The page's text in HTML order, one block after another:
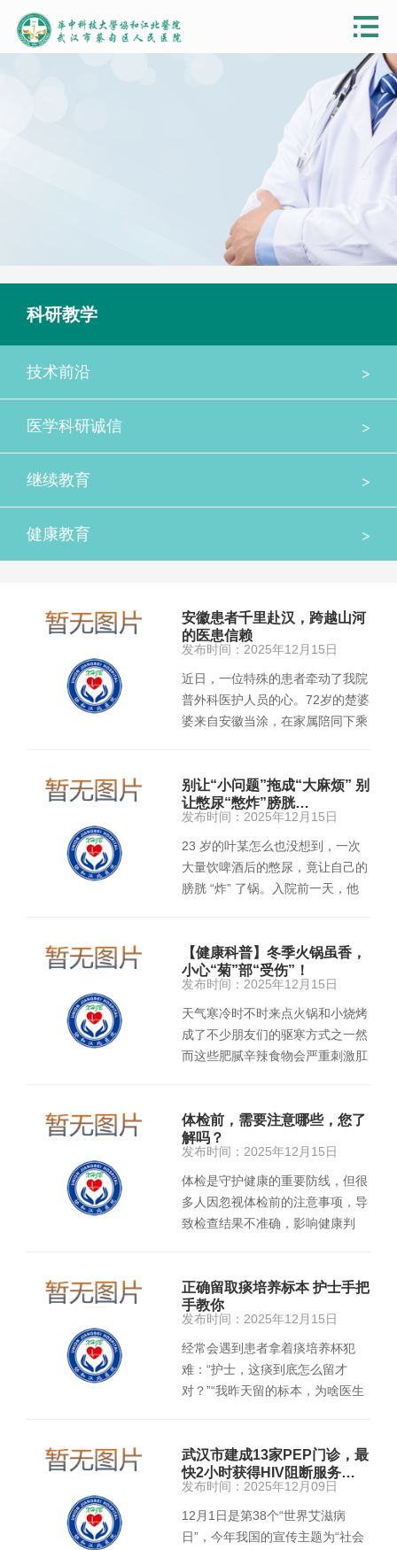
科研教学
>
技术前沿
>
医学科研诚信
>
继续教育
>
健康教育
安徽患者千里赴汉，跨越山河
的医患信赖
发布时间：2025年12月15日
近日，一位特殊的患者牵动了我院
普外科医护人员的心。72岁的楚婆
婆来自安徽当涂，在家属陪同下乘
别让“小问题”拖成“大麻烦” 别
让憋尿“憋炸”膀胱…
发布时间：2025年12月15日
23 岁的叶某怎么也没想到，一次
大量饮啤酒后的憋尿，竟让自己的
膀胱 “炸” 了锅。入院前一天，他
【健康科普】冬季火锅虽香，
小心“菊”部“受伤”！
发布时间：2025年12月15日
天气寒冷时不时来点火锅和小烧烤
成了不少朋友们的驱寒方式之一然
而这些肥腻辛辣食物会严重刺激肛
体检前，需要注意哪些，您了
解吗？
发布时间：2025年12月15日
体检是守护健康的重要防线，但很
多人因忽视体检前的注意事项，导
致检查结果不准确，影响健康判
正确留取痰培养标本 护士手把
手教你
发布时间：2025年12月15日
经常会遇到患者拿着痰培养杯犯
难：“护士，这痰到底怎么留才
对？”“我昨天留的标本，为啥医生
武汉市建成13家PEP门诊，最
快2小时获得HIV阻断服务…
发布时间：2025年12月09日
12月1日是第38个“世界艾滋病
日”，今年我国的宣传主题为“社会